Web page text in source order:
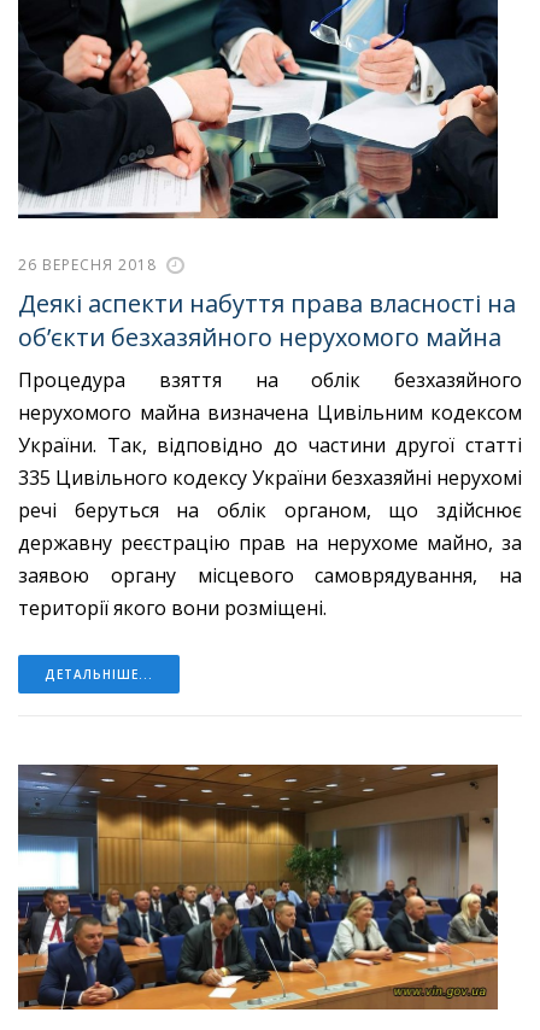
26 ВЕРЕСНЯ 2018
Деякі аспекти набуття права власності на
об’єкти безхазяйного нерухомого майна
Процедура взяття на облік безхазяйного
нерухомого майна визначена Цивільним кодексом
України. Так, відповідно до частини другої статті
335 Цивільного кодексу України безхазяйні нерухомі
речі беруться на облік органом, що здійснює
державну реєстрацію прав на нерухоме майно, за
заявою органу місцевого самоврядування, на
території якого вони розміщені.
ДЕТАЛЬНІШЕ...